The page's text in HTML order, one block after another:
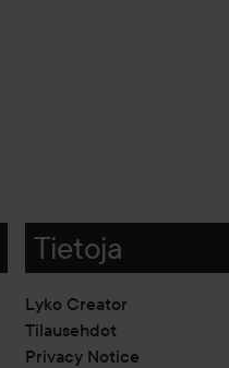
Tietoja
Lyko Creator
Tilausehdot
Privacy Notice